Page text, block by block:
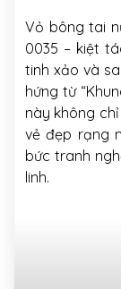
Vỏ bông tai
0035 – kiệt
tinh xảo và
hứng từ
này không
vẻ đẹp rạng
bức tranh
linh.